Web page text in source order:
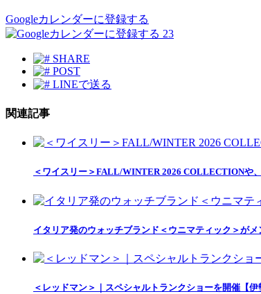
Googleカレンダーに登録する
23
SHARE
POST
LINEで送る
関連記事
＜ワイスリー＞FALL/WINTER 2026 COLLECTIONや
イタリア発のウォッチブランド＜ウニマティック＞が
＜レッドマン＞｜スペシャルトランクショーを開催【伊